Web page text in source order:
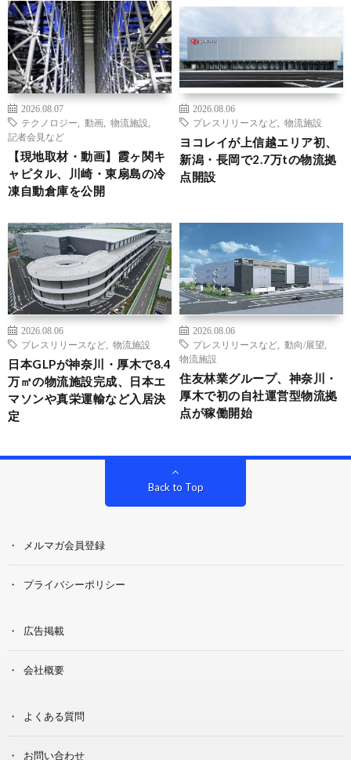
2026.08.07
テクノロジー
動画 物流施設
記者会見など
【現地取材・動画】霞ヶ関キ
ャピタル、川崎・東扇島の冷
凍自動倉庫を公開
2026.08.06
プレスリリースなど
物流施設
ヨコレイが上信越エリア初、
新潟・長岡で2.7万tの物流拠
点開設
2026.08.06
プレスリリースなど
物流施設
日本GLPが神奈川・厚木で8.4
万㎡の物流施設完成、日本エ
マソンや真栄運輸など入居決
定
2026.08.06
プレスリリースなど
動向/展望
物流施設
住友林業グループ、神奈川・
厚木で初の自社運営型物流拠
点が稼働開始
Back to Top
メルマガ会員登録
プライバシーポリシー
広告掲載
会社概要
よくある質問
お問い合わせ